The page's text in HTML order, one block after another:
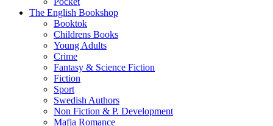
The English Bookshop
Booktok
Childrens Books
Young Adults
Crime
Fantasy & Science Fiction
Fiction
Sport
Swedish Authors
Non Fiction & P. Development
Mafia Romance